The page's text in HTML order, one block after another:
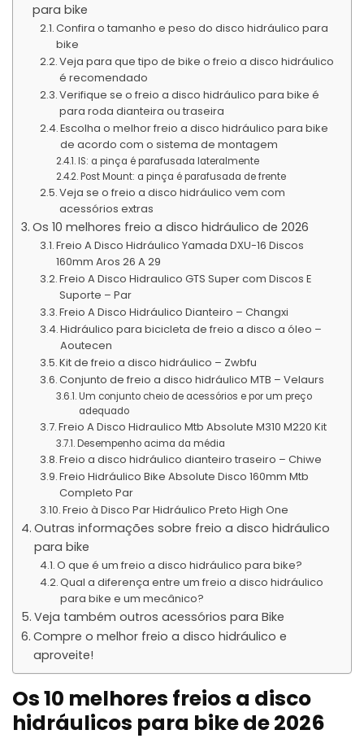
para bike
Confira o tamanho e peso do disco hidráulico para
bike
Veja para que tipo de bike o freio a disco hidráulico
é recomendado
Verifique se o freio a disco hidráulico para bike é
para roda dianteira ou traseira
Escolha o melhor freio a disco hidráulico para bike
de acordo com o sistema de montagem
IS: a pinça é parafusada lateralmente
Post Mount: a pinça é parafusada de frente
Veja se o freio a disco hidráulico vem com
acessórios extras
Os 10 melhores freio a disco hidráulico de 2026
Freio A Disco Hidráulico Yamada DXU-16 Discos
160mm Aros 26 A 29
Freio A Disco Hidraulico GTS Super com Discos E
Suporte – Par
Freio A Disco Hidráulico Dianteiro – Changxi
Hidráulico para bicicleta de freio a disco a óleo –
Aoutecen
Kit de freio a disco hidráulico – Zwbfu
Conjunto de freio a disco hidráulico MTB – Velaurs
Um conjunto cheio de acessórios e por um preço
adequado
Freio A Disco Hidraulico Mtb Absolute M310 M220 Kit
Desempenho acima da média
Freio a disco hidráulico dianteiro traseiro – Chiwe
Freio Hidráulico Bike Absolute Disco 160mm Mtb
Completo Par
Freio à Disco Par Hidráulico Preto High One
Outras informações sobre freio a disco hidráulico
para bike
O que é um freio a disco hidráulico para bike?
Qual a diferença entre um freio a disco hidráulico
para bike e um mecânico?
Veja também outros acessórios para Bike
Compre o melhor freio a disco hidráulico e
aproveite!
Os 10 melhores freios a disco
hidráulicos para bike de 2026